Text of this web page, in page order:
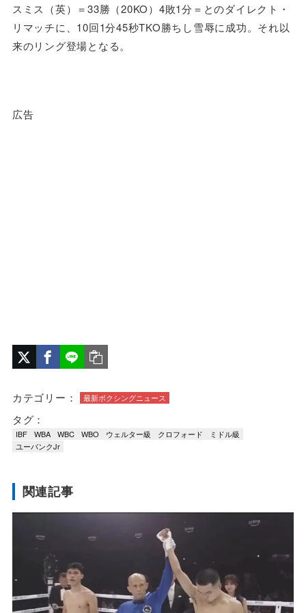
スミス（英）＝33勝（20KO）4敗1分＝とのダイレクト・
リマッチに、10回1分45秒TKO勝ちし雪辱に成功。それ以
来のリング登場となる。
広告
カテゴリー： 最新ボクシングニュース
タグ：
IBF WBA WBC WBO ウェルター級 クロフォード
ミドル級
ユーバンクJr
関連記事